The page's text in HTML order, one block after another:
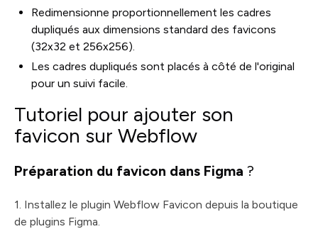
Redimensionne proportionnellement les cadres
dupliqués aux dimensions standard des favicons
(32x32 et 256x256).
Les cadres dupliqués sont placés à côté de l'original
pour un suivi facile.
Tutoriel pour ajouter son
favicon sur Webflow
Préparation du favicon dans Figma ?
1. Installez le plugin Webflow Favicon depuis la boutique
de plugins Figma.